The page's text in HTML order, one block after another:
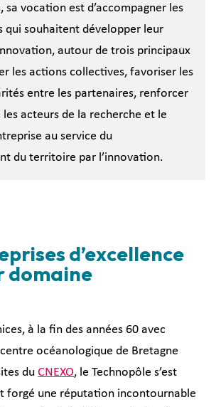
sa vocation est d’accompagner les
qui souhaitent développer leur
autour de trois principaux
les actions collectives, favoriser les
entre les partenaires, renforcer
les acteurs de la recherche et le
au service du
du territoire par l’innovation.
d’excellence
domaine
à la fin des années 60 avec
océanologique de Bretagne
duCNEXO, le Technopôle s’est
forgé une réputation incontournable